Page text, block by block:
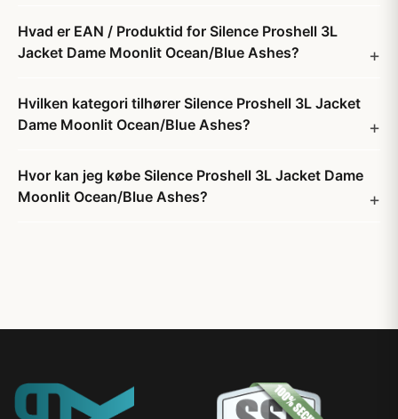
Hvad er EAN / Produktid for Silence Proshell 3L
Jacket Dame Moonlit Ocean/Blue Ashes?
Hvilken kategori tilhører Silence Proshell 3L Jacket
Dame Moonlit Ocean/Blue Ashes?
Hvor kan jeg købe Silence Proshell 3L Jacket Dame
Moonlit Ocean/Blue Ashes?